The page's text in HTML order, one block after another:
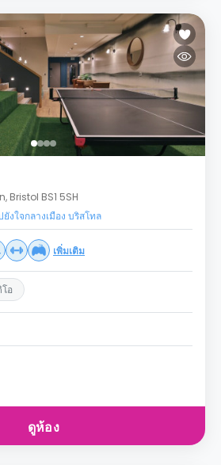
Bristol BS1 5SH
งใจกลางเมือง บริสโทล
เพิ่มเติม
อ
ดูห้อง